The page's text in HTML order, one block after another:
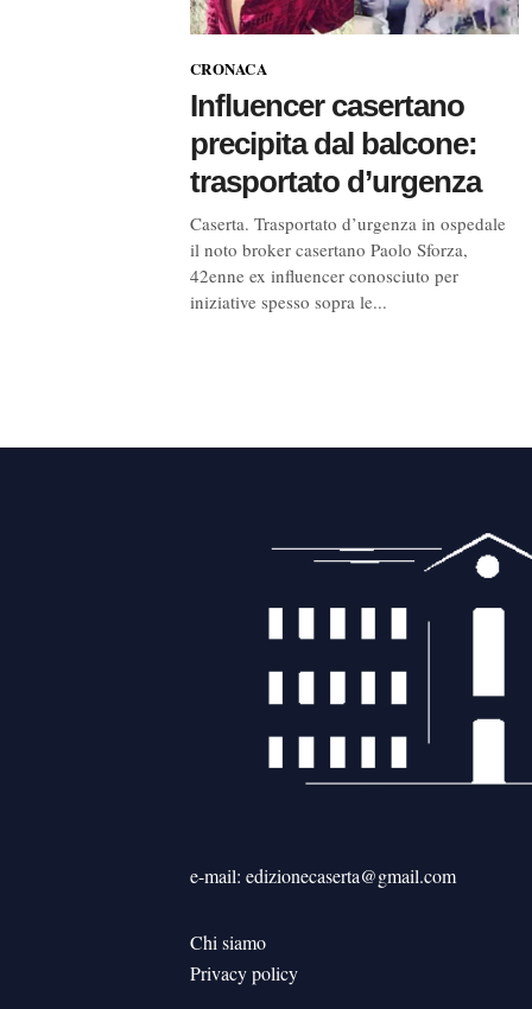
CRONACA
Influencer casertano
precipita dal balcone:
trasportato d’urgenza
Caserta. Trasportato d’urgenza in ospedale
il noto broker casertano Paolo Sforza,
42enne ex influencer conosciuto per
iniziative spesso sopra le...
articoli
e-mail: edizionecaserta@gmail.com
Chi siamo
Privacy policy